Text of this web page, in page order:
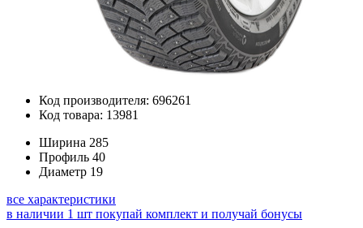
Код производителя: 696261
Код товара: 13981
Ширина 285
Профиль 40
Диаметр 19
все характеристики
в наличии 1 шт покупай комплект и получай бонусы